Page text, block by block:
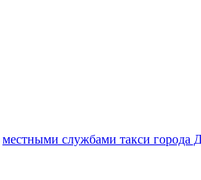
местными службами такси города